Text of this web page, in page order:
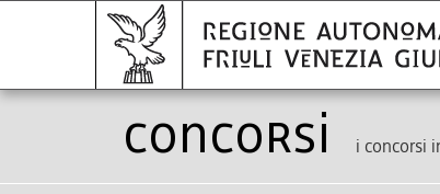
Concorsi i concorsi